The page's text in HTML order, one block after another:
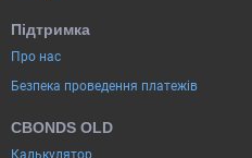
Підтримка
Про нас
Безпека проведення платежів
CBONDS OLD
Калькулятор